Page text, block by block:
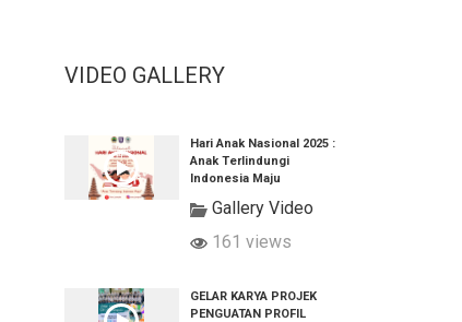
VIDEO GALLERY
Hari Anak Nasional 2025 :
Anak Terlindungi
Indonesia Maju
Gallery Video
161 views
GELAR KARYA PROJEK
PENGUATAN PROFIL